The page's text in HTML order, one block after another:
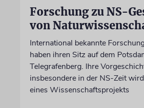
Forschung zu NS-
von
International bekannte
haben ihren Sitz auf dem
Telegrafenberg. Ihre
insbesondere in der NS-Zeit
eines Wissenschaftsprojekts